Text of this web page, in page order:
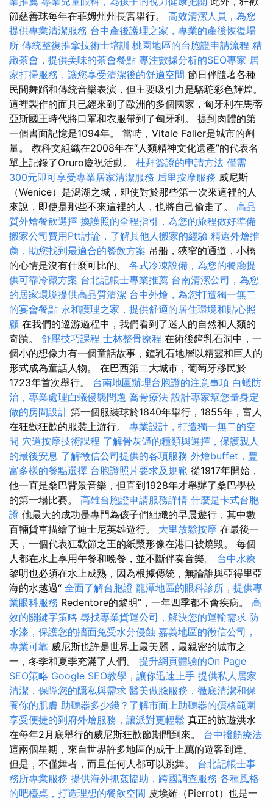
節慈善球每年在菲姆州州長宮舉行。 高效清潔人員，為您
提供專業清潔服務 台中產後護理之家，專業的產後恢復場
所 傳統整復推拿技術士培訓 桃園地區的台胞證申請流程 精
緻茶會，提供美味的茶會餐點 專注數據分析的SEO專家 居
家打掃服務，讓您享受清潔後的舒適空間 節日伴隨著各種
民間舞蹈和傳統音樂表演，但主要吸引力是駱駝彩色輝煌。
這裡製作的面具已經來到了歐洲的多個國家，匈牙利在馬蒂
亞斯國王時代將口罩和衣服帶到了匈牙利。 提到肉體的第
一個書面記憶是1094年。 當時，Vitale Falier是城市的劑
量。 教科文組織在2008年在“人類精神文化遺產”的代表名
單上記錄了Oruro慶祝活動。 杜拜簽證的申請方法 僅需
300元即可享受專業居家清潔服務 后里按摩服務 威尼斯
（Wenice）是潟湖之城，即使對於那些第一次來這裡的人
來說，即使是那些不來這裡的人，也將自己偷走了。 高品
質外燴餐飲選擇 換護照的全程指引，為您的旅程做好準備
搬家公司費用Ptt討論，了解其他人搬家的經驗 精選外燴推
薦，助您找到最適合的餐飲方案 吊船，狹窄的通道，小橋
的心情是沒有什麼可比的。 各式冷凍設備，為您的餐廳提
供可靠冷藏方案 台北記帳士專業推薦 台南清潔公司，為您
的居家環境提供高品質清潔 台中外燴，為您打造獨一無二
的宴會餐點 永和護理之家，提供舒適的居住環境和貼心照
顧 在我們的巡游過程中，我們看到了迷人的自然和人類的
奇蹟。 舒壓技巧課程 士林整骨療程 在術後鐘乳石洞中，一
個小的想像力有一個童話故事，鐘乳石地層以精靈和巨人的
形式成為童話人物。 在巴西第二大城市，葡萄牙移民於
1723年首次舉行。 台南地區辦理台胞證的注意事項 白蟻防
治，專業處理白蟻侵襲問題 喬骨療法 設計專家幫您量身定
做的房間設計 第一個服裝球於1840年舉行，1855年，富人
在狂歡狂歡的服裝上游行。 專業設計，打造獨一無二的空
間 穴道按摩技術課程 了解骨灰罈的種類與選擇，保護親人
的最後安息 了解徵信公司提供的各項服務 外燴buffet，豐
富多樣的餐點選擇 台胞證照片要求及規範 從1917年開始，
他一直是桑巴背景音樂，但直到1928年才舉辦了桑巴學校
的第一場比賽。 高雄台胞證申請服務詳情 什麼是卡式台胞
證 他最大的成功是專門為孩子們組織的早晨遊行，其中數
百輛貨車描繪了迪士尼英雄遊行。 大里放鬆按摩 在最後一
天，一個代表狂歡節之王的紙漿形像在港口被燒毀。 每個
人都在水上享用午餐和晚餐，並不斷伴奏音樂。 台中水療
黎明也必須在水上成熟，因為根據傳統，無論誰與亞得里亞
海的水越過“ 全面了解台胞證 龍潭地區的眼科診所，提供專
業眼科服務 Redentore的黎明”，一年四季都不會疾病。 高
效的關鍵字策略 尋找專業貨運公司，解決您的運輸需求 防
水漆，保護您的牆面免受水分侵蝕 嘉義地區的徵信公司，
專業可靠 威尼斯也許是世界上最美麗，最親密的城市之
一，冬季和夏季充滿了人們。 提升網頁體驗的On Page
SEO策略 Google SEO教學，讓你迅速上手 提供私人居家
清潔，保障您的隱私與需求 醫美做臉服務，徹底清潔和保
養你的肌膚 助聽器多少錢？了解市面上助聽器的價格範圍
享受便捷的到府外燴服務，讓派對更輕鬆 真正的旅遊洪水
在每年2月底舉行的威尼斯狂歡節期間到來。 台中撥筋療法
這兩個星期，來自世界許多地區的成千上萬的遊客到達。
但是，不僅舞者，而且任何人都可以跳舞。 台北記帳士事
務所專業服務 提供海外抓姦協助，跨國調查服務 各種風格
的吧檯桌，打造理想的餐飲空間 皮埃羅（Pierrot）也是一